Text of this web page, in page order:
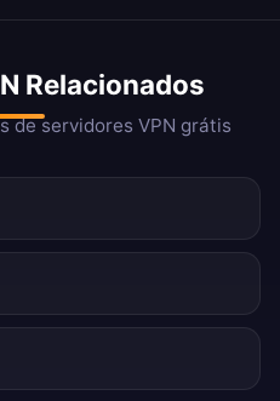
Relacionados
de servidores VPN grátis